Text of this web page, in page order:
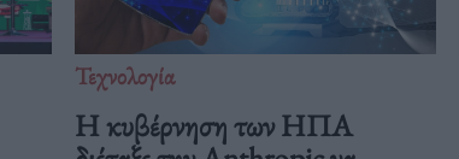
Τεχνολογία
Η κυβέρνηση των ΗΠΑ